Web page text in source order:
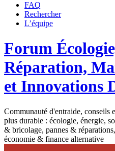
FAQ
Rechercher
L’équipe
Forum
Réparation,
et Innovations
Communauté d'entraide, conseils
plus durable : écologie, énergie,
& bricolage, pannes &
économie & finance alternative